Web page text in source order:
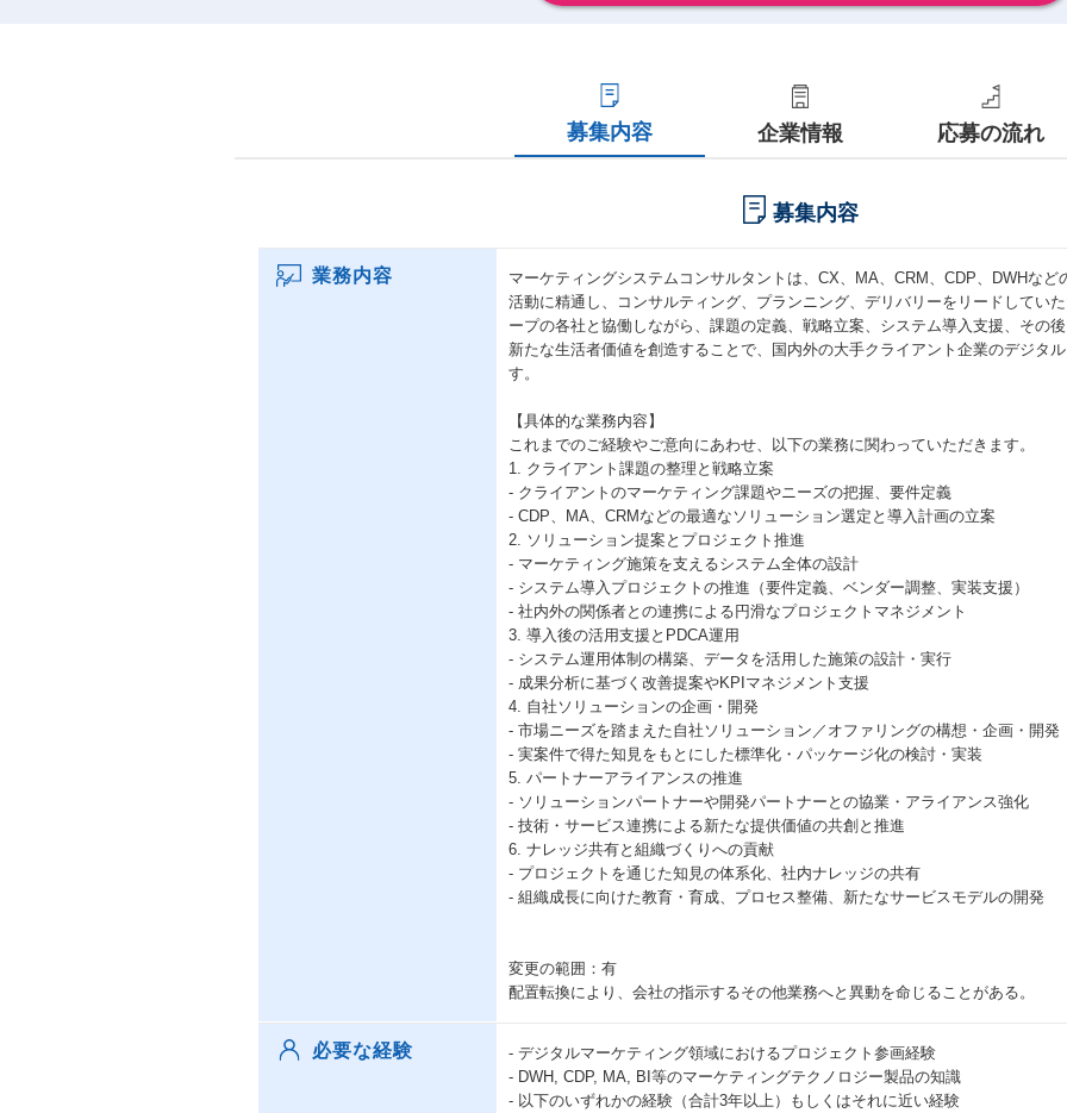
募集内容 企業情報 応募の流れ
募集内容
業務内容
マーケティングシステムコンサルタントは、CX、MA、CRM、CDP、DWHな
活動に精通し、コンサルティング、プランニング、デリバリーをリードしてい
ープの各社と協働しながら、課題の定義、戦略立案、システム導入支援、その
新たな生活者価値を創造することで、国内外の大手クライアント企業のデジタ
す。
【具体的な業務内容】
これまでのご経験やご意向にあわせ、以下の業務に関わっていただきます。
1. クライアント課題の整理と戦略立案
- クライアントのマーケティング課題やニーズの把握、要件定義
- CDP、MA、CRMなどの最適なソリューション選定と導入計画の立案
2. ソリューション提案とプロジェクト推進
- マーケティング施策を支えるシステム全体の設計
- システム導入プロジェクトの推進（要件定義、ベンダー調整、実装支援）
- 社内外の関係者との連携による円滑なプロジェクトマネジメント
3. 導入後の活用支援とPDCA運用
- システム運用体制の構築、データを活用した施策の設計・実行
- 成果分析に基づく改善提案やKPIマネジメント支援
4. 自社ソリューションの企画・開発
- 市場ニーズを踏まえた自社ソリューション／オファリングの構想・企画・開発
- 実案件で得た知見をもとにした標準化・パッケージ化の検討・実装
5. パートナーアライアンスの推進
- ソリューションパートナーや開発パートナーとの協業・アライアンス強化
- 技術・サービス連携による新たな提供価値の共創と推進
6. ナレッジ共有と組織づくりへの貢献
- プロジェクトを通じた知見の体系化、社内ナレッジの共有
- 組織成長に向けた教育・育成、プロセス整備、新たなサービスモデルの開発
変更の範囲：有
配置転換により、会社の指示するその他業務へと異動を命じることがある。
必要な経験
- デジタルマーケティング領域におけるプロジェクト参画経験
- DWH, CDP, MA, BI等のマーケティングテクノロジー製品の知識
- 以下のいずれかの経験（合計3年以上）もしくはそれに近い経験